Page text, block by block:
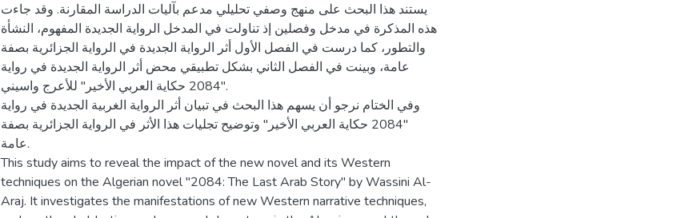
يستند هذا البحث على منهج وصفي تحليلي مدعم بآليات الدراسة المقارنة. وقد جاءت
هذه المذكرة في مدخل وفصلين إذ تناولت في المدخل الرواية الجديدة المفهوم، النشأة
والتطور، كما درست في الفصل الأول أثر الرواية الجديدة في الرواية الجزائرية بصفة
عامة، وبينت في الفصل الثاني بشكل تطبيقي محض أثر الرواية الجديدة في رواية
"2084 حكاية العربي الأخير" للأعرج واسيني.
وفي الختام نرجو أن يسهم هذا البحث في تبيان أثر الرواية الغربية الجديدة في رواية
"2084 حكاية العربي الأخير" وتوضيح تجليات هذا الأثر في الرواية الجزائرية بصفة
عامة.
This study aims to reveal the impact of the new novel and its Western
techniques on the Algerian novel "2084: The Last Arab Story" by Wassini Al-
Araj. It investigates the manifestations of new Western narrative techniques,